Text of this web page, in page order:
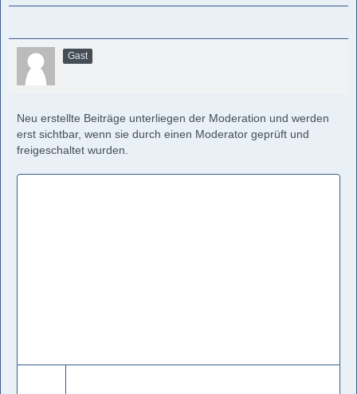
Gast
Neu erstellte Beiträge unterliegen der Moderation und werden
erst sichtbar, wenn sie durch einen Moderator geprüft und
freigeschaltet wurden.